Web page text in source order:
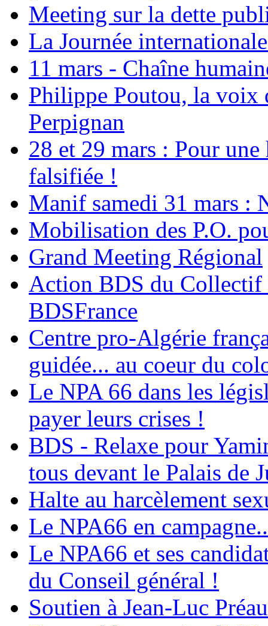
Meeting sur la dette
La Journée
11 mars - Chaîne
Philippe Poutou, la voix
Perpignan
28 et 29 mars : Pour
falsifiée !
Manif samedi 31 mars :
Mobilisation des P.O.
Grand Meeting Régional
Action BDS du Collectif
BDSFrance
Centre pro-Algérie
guidée... au coeur du
Le NPA 66 dans les
payer leurs crises !
BDS - Relaxe pour
tous devant le Palais de
Halte au harcèlement
Le NPA66 en
Le NPA66 et ses
du Conseil général !
Soutien à Jean-Luc